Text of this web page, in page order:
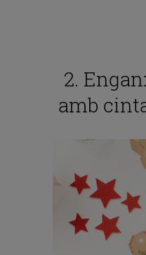
2.
amb